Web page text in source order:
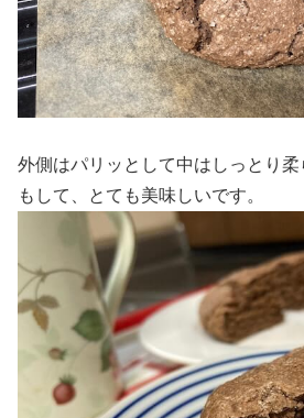
外側はパリッとして中はしっとり柔
もして、とても美味しいです。